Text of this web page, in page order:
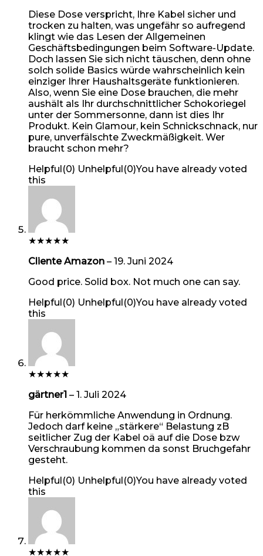
Diese Dose verspricht, Ihre Kabel sicher und
trocken zu halten, was ungefähr so aufregend
klingt wie das Lesen der Allgemeinen
Geschäftsbedingungen beim Software-Update.
Doch lassen Sie sich nicht täuschen, denn ohne
solch solide Basics würde wahrscheinlich kein
einziger Ihrer Haushaltsgeräte funktionieren.
Also, wenn Sie eine Dose brauchen, die mehr
aushält als Ihr durchschnittlicher Schokoriegel
unter der Sommersonne, dann ist dies Ihr
Produkt. Kein Glamour, kein Schnickschnack, nur
pure, unverfälschte Zweckmäßigkeit. Wer
braucht schon mehr?
Helpful(0) Unhelpful(0)You have already voted
this
★★★★★
Cliente Amazon – 19. Juni 2024
Good price. Solid box. Not much one can say.
Helpful(0) Unhelpful(0)You have already voted
this
★★★★★
gärtner1 – 1. Juli 2024
Für herkömmliche Anwendung in Ordnung.
Jedoch darf keine „stärkere“ Belastung zB
seitlicher Zug der Kabel oä auf die Dose bzw
Verschraubung kommen da sonst Bruchgefahr
gesteht.
Helpful(0) Unhelpful(0)You have already voted
this
★★★★★